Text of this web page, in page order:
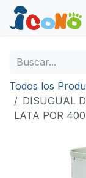
Ir al contenido
Todos los
DISUGUAL
LATA POR